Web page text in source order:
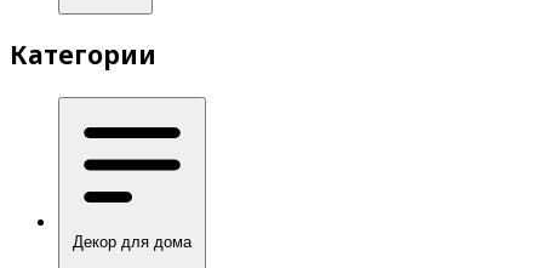
Категории
Декор для дома